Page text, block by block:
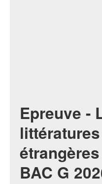
Epreuve -
BAC G